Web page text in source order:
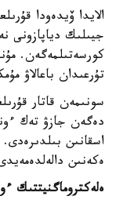
الايدا ۆيدەودا
جيىلىك دياپازونى
كورسەتىلمەگەن.
تۇرعىدان باعالاۋ
دەگەن جازۋ تەك
اسقانىن بىلدىرەدى.
ەكەنىن
ەلەكتروماگنيتتىك